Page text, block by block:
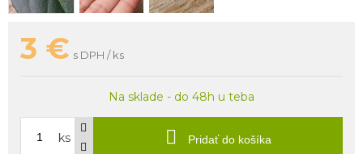
3 € s DPH / ks
Na sklade - do 48h u teba
ks Pridať do košíka